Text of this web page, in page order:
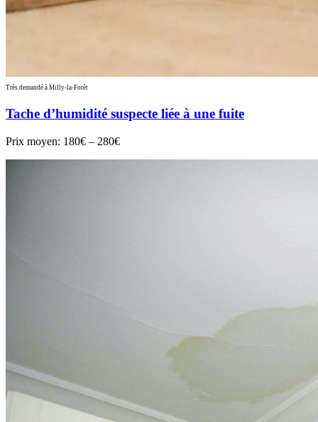
Très demandé à Milly-la-Forêt
Tache d’humidité suspecte liée à une fuite
Prix moyen: 180€ – 280€